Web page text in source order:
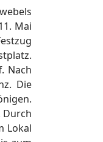
Mai
Nach
Die
Durch
Lokal